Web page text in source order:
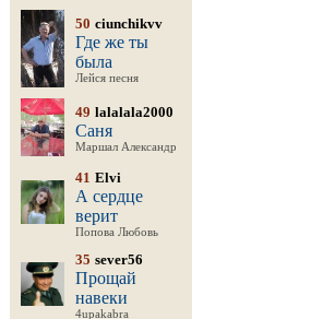
50 ciunchikvv
Где же ты
была
Лейся песня
49 lalalala2000
Саня
Маршал Александр
41 Elvi
А сердце
верит
Попова Любовь
35 sever56
Прощай
навеки
4upakabra